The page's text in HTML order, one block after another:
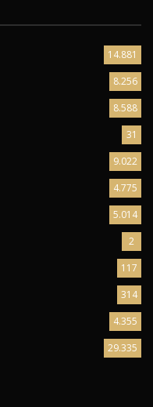
14.881
8.256
8.588
31
9.022
4.775
5.014
2
117
314
4.355
29.335